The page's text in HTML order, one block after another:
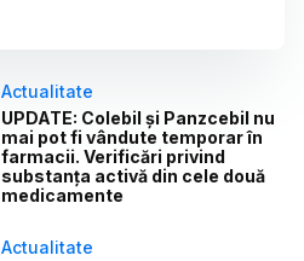
Actualitate
UPDATE: Colebil și Panzcebil nu
mai pot fi vândute temporar în
farmacii. Verificări privind
substanța activă din cele două
medicamente
Actualitate